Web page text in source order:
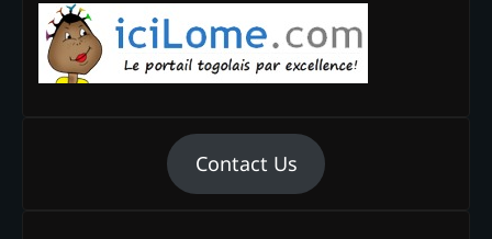
Contact Us